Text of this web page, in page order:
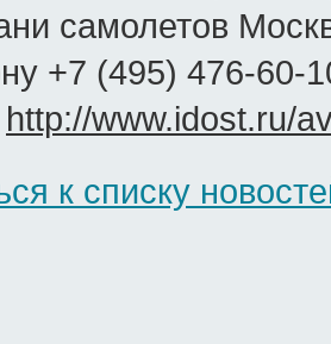
самолетов
+7 (495) 476-60-
http://www.idost.ru/
к списку